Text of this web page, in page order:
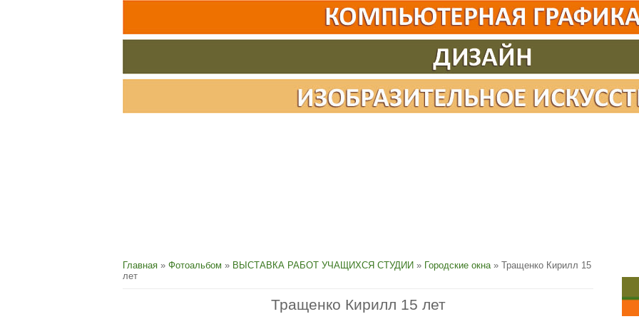
Главная » Фотоальбом » ВЫСТАВКА РАБОТ УЧАЩИХСЯ СТУДИИ » Городские окна» Тращенко Кирилл 15
лет
Тращенко Кирилл 15 лет